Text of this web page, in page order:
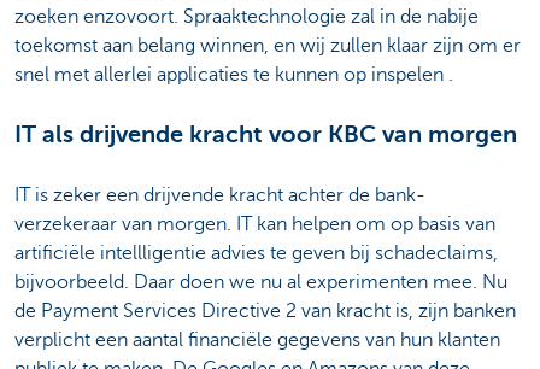
zoeken enzovoort. Spraaktechnologie zal in de nabije
toekomst aan belang winnen, en wij zullen klaar zijn om er
snel met allerlei applicaties te kunnen op inspelen .
IT als drijvende kracht voor KBC van morgen
IT is zeker een drijvende kracht achter de bank-
verzekeraar van morgen. IT kan helpen om op basis van
artificiële intellligentie advies te geven bij schadeclaims,
bijvoorbeeld. Daar doen we nu al experimenten mee. Nu
de Payment Services Directive 2 van kracht is, zijn banken
verplicht een aantal financiële gegevens van hun klanten